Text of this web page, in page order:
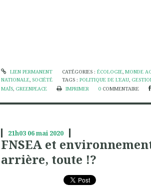
LIEN PERMANENT CATÉGORIES : ÉCOLOGIE, MONDE
NATIONALE, SOCIÉTÉ TAGS :POLITIQUE DE L'EAU,
MAÎS, GREENPEACE IMPRIMER 0 COMMENTAIRE
21h03 06mai 2020
FNSEA et
arrière, toute !?